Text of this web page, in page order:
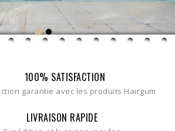
100% SATISFACTION
garantie avec les produits Hairgum
LIVRAISON RAPIDE